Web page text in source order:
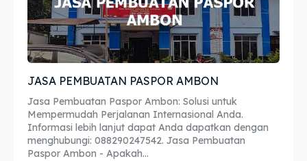
Apostille
Penerjemah
Asuransi
Blog
Apostille
Penerjemah
Asuransi
Blog
JASA PEMBUATAN PASPOR AMBON
Jasa Pembuatan Paspor Ambon: Solusi untuk
Mempermudah Perjalanan Internasional Anda.
Informasi lebih lanjut dapat Anda dapatkan dengan
menghubungi: 088290247542. Jasa Pembuatan
Paspor Ambon - Apakah...